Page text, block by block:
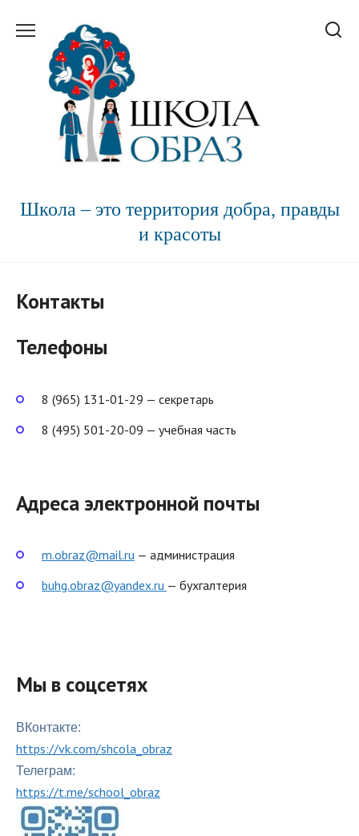
содержанию
Школа – это территория добра, правды
и красоты
Контакты
Телефоны
8 (965) 131-01-29 — секретарь
8 (495) 501-20-09 — учебная часть
Адреса электронной почты
m.obraz@mail.ru — администрация
buhg.obraz@yandex.ru — бухгалтерия
Мы в соцсетях
ВКонтакте:
https://vk.com/shcola_obraz
Телеграм:
https://t.me/school_obraz